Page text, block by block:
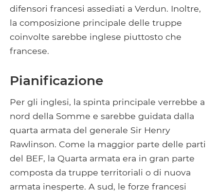
difensori francesi assediati a Verdun. Inoltre,
la composizione principale delle truppe
coinvolte sarebbe inglese piuttosto che
francese.
Pianificazione
Per gli inglesi, la spinta principale verrebbe a
nord della Somme e sarebbe guidata dalla
quarta armata del generale Sir Henry
Rawlinson. Come la maggior parte delle parti
del BEF, la Quarta armata era in gran parte
composta da truppe territoriali o di nuova
armata inesperte. A sud, le forze francesi